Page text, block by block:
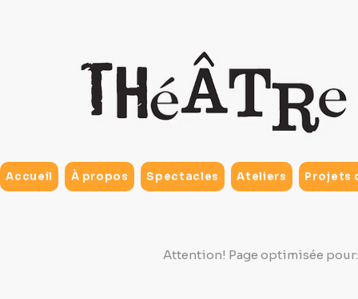
Accueil À propos Spectacles Ateliers Projets
Attention! Page optimisée